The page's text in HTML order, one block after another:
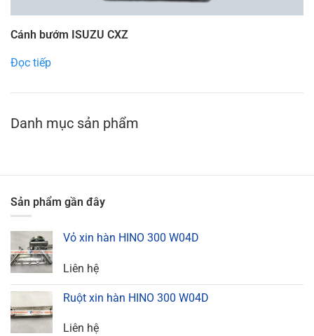
Cánh bướm ISUZU CXZ
Đọc tiếp
Danh mục sản phẩm
Sản phẩm gần đây
Vỏ xin hàn HINO 300 W04D
Liên hệ
Ruột xin hàn HINO 300 W04D
Liên hệ